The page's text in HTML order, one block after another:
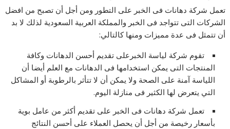
تعمل شركة دهانات فى الخبر على التطور ومن أجل أن تصبح من افضل
الشركات التى تتواجد فى الخبر والمملكة العربية السعودية لذلك لا بد
أن تتمثل فى عدة مميزات ومنها كالتالي:
تقوم شركة لياسة الخبرعلى تقديم أحسن الدهانات وكافة
المنتجات التى يمكن استخدامها فى الدهانات مع العلم أيضا أن
اللياسة آمنة على الصحة ولا يمكن أن لا تتأثر بالرطوبة أو المشاكل
التي يتعرض لها الكثير فى منازلة اليوم.
تعمل شركة دهانات فى الخبر على تقديم أكثر من عامل بوية
بأسعار رخيصة من أجل أن يحصل العملاء على أحسن النتائج